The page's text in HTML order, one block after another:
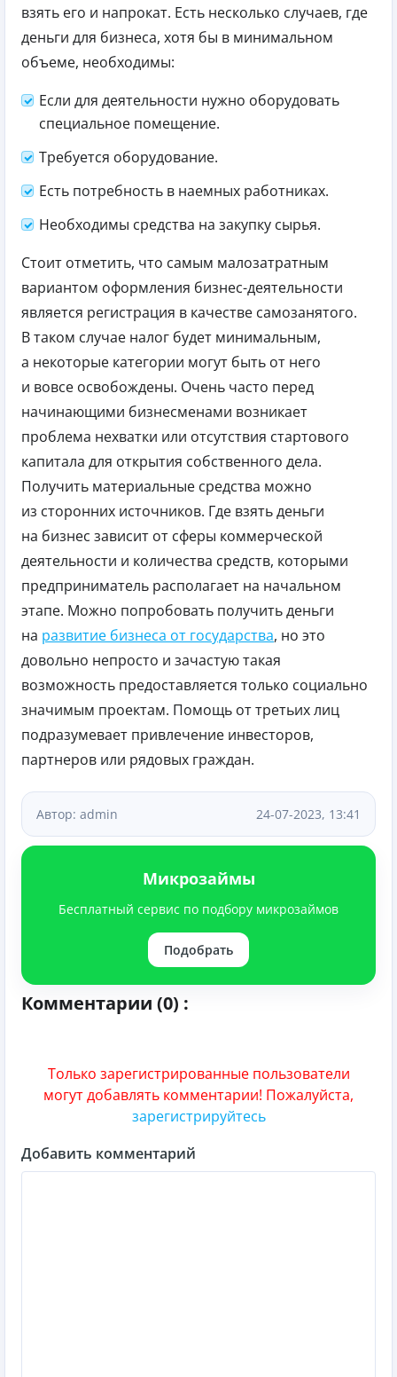
взять его и напрокат. Есть несколько случаев, где
деньги для бизнеса, хотя бы в минимальном
объеме, необходимы:
Если для деятельности нужно оборудовать
специальное помещение.
Требуется оборудование.
Есть потребность в наемных работниках.
Необходимы средства на закупку сырья.
Стоит отметить, что самым малозатратным
вариантом оформления бизнес-деятельности
является регистрация в качестве самозанятого.
В таком случае налог будет минимальным,
а некоторые категории могут быть от него
и вовсе освобождены. Очень часто перед
начинающими бизнесменами возникает
проблема нехватки или отсутствия стартового
капитала для открытия собственного дела.
Получить материальные средства можно
из сторонних источников. Где взять деньги
на бизнес зависит от сферы коммерческой
деятельности и количества средств, которыми
предприниматель располагает на начальном
этапе. Можно попробовать получить деньги
на развитие бизнеса от государства, но это
довольно непросто и зачастую такая
возможность предоставляется только социально
значимым проектам. Помощь от третьих лиц
подразумевает привлечение инвесторов,
партнеров или рядовых граждан.
Автор: admin 24-07-2023, 13:41
Микрозаймы
Бесплатный сервис по подбору микрозаймов
Подобрать
Комментарии (0) :
Только зарегистрированные пользователи
могут добавлять комментарии! Пожалуйста,
зарегистрируйтесь
Добавить комментарий